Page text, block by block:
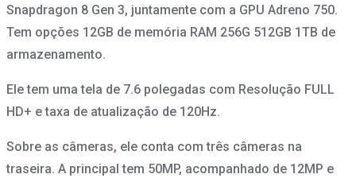
Snapdragon 8 Gen 3, juntamente com a GPU Adreno 750.
Tem opções 12GB de memória RAM 256G 512GB 1TB de
armazenamento.
Ele tem uma tela de 7.6 polegadas com Resolução FULL
HD+ e taxa de atualização de 120Hz.
Sobre as câmeras, ele conta com três câmeras na
traseira. A principal tem 50MP, acompanhado de 12MP e